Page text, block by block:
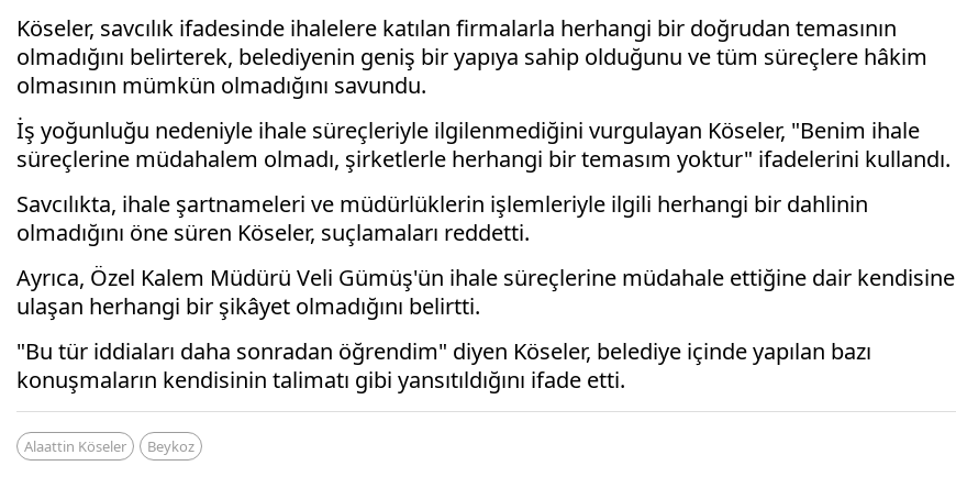
Köseler, savcılık ifadesinde ihalelere katılan firmalarla herhangi bir doğrudan temasının
olmadığını belirterek, belediyenin geniş bir yapıya sahip olduğunu ve tüm süreçlere hâkim
olmasının mümkün olmadığını savundu.
İş yoğunluğu nedeniyle ihale süreçleriyle ilgilenmediğini vurgulayan Köseler, "Benim ihale
süreçlerine müdahalem olmadı, şirketlerle herhangi bir temasım yoktur" ifadelerini kullandı.
Savcılıkta, ihale şartnameleri ve müdürlüklerin işlemleriyle ilgili herhangi bir dahlinin
olmadığını öne süren Köseler, suçlamaları reddetti.
Ayrıca, Özel Kalem Müdürü Veli Gümüş'ün ihale süreçlerine müdahale ettiğine dair kendisine
ulaşan herhangi bir şikâyet olmadığını belirtti.
"Bu tür iddiaları daha sonradan öğrendim" diyen Köseler, belediye içinde yapılan bazı
konuşmaların kendisinin talimatı gibi yansıtıldığını ifade etti.
Alaattin Köseler Beykoz